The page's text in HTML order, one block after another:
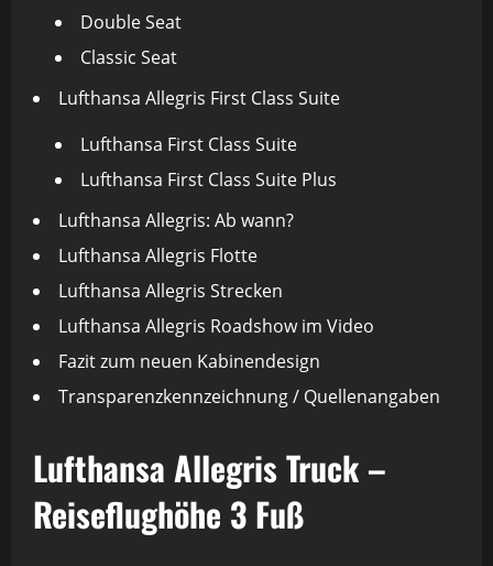
Double Seat
Classic Seat
Lufthansa Allegris First Class Suite
Lufthansa First Class Suite
Lufthansa First Class Suite Plus
Lufthansa Allegris: Ab wann?
Lufthansa Allegris Flotte
Lufthansa Allegris Strecken
Lufthansa Allegris Roadshow im Video
Fazit zum neuen Kabinendesign
Transparenzkennzeichnung / Quellenangaben
Lufthansa Allegris Truck –
Reiseflughöhe 3 Fuß